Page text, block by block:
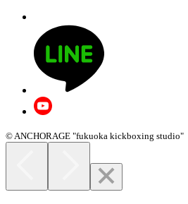
© ANCHORAGE "fukuoka kickboxing studio"